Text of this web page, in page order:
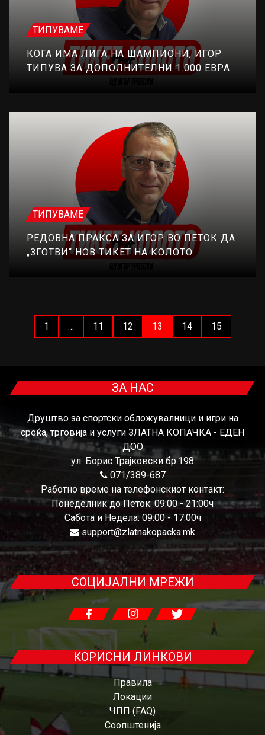
ТИПУВАМЕ
КОГА ИМА ЛИГА НА ШАМПИОНИ, ИГОР
ТИПУВА ЗА ДОПОЛНИТЕЛНИ 1.000 ЕВРА
ТИПУВАМЕ
РЕДОВНА ПРАКСА ЗА ИГОР ВО ПЕТОК ДА
„ЗГОТВИ“ НОВ ТИКЕТ НА КОЛОТО
1 … 11 12 13 14 15
ЗА НАС
Друштво за спортски обложувалници и игри на
среќа, трговија и услуги ЗЛАТНА КОПАЧКА - ЕДЕН
ДОО
ул. Борис Трајковски бр.198
071/389-687
Работно време на телефонскиот контакт:
Понеделник до Петок: 09:00 - 21:00ч
Сабота и Недела: 09:00 - 17:00ч
support@zlatnakopacka.mk
СОЦИЈАЛНИ МРЕЖИ
КОРИСНИ ЛИНКОВИ
Правила
Локации
ЧПП (FAQ)
Соопштенија